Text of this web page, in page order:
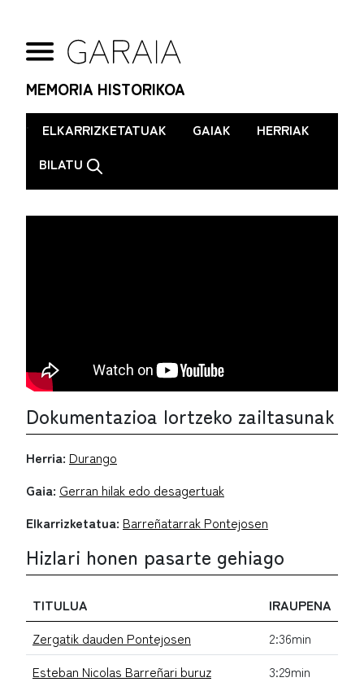
MEMORIA HISTORIKOA
. ELKARRIZKETATUAK GAIAK
HERRIAK
BILATU
Dokumentazioa lortzeko zailtasunak
Herria: Durango
Gaia: Gerran hilak edo desagertuak
Elkarrizketatua: Barreñatarrak Pontejosen
Hizlari honen pasarte gehiago
TITULUA
IRAUPENA
Zergatik dauden Pontejosen
2:36min
Esteban Nicolas Barreñari buruz
3:29min